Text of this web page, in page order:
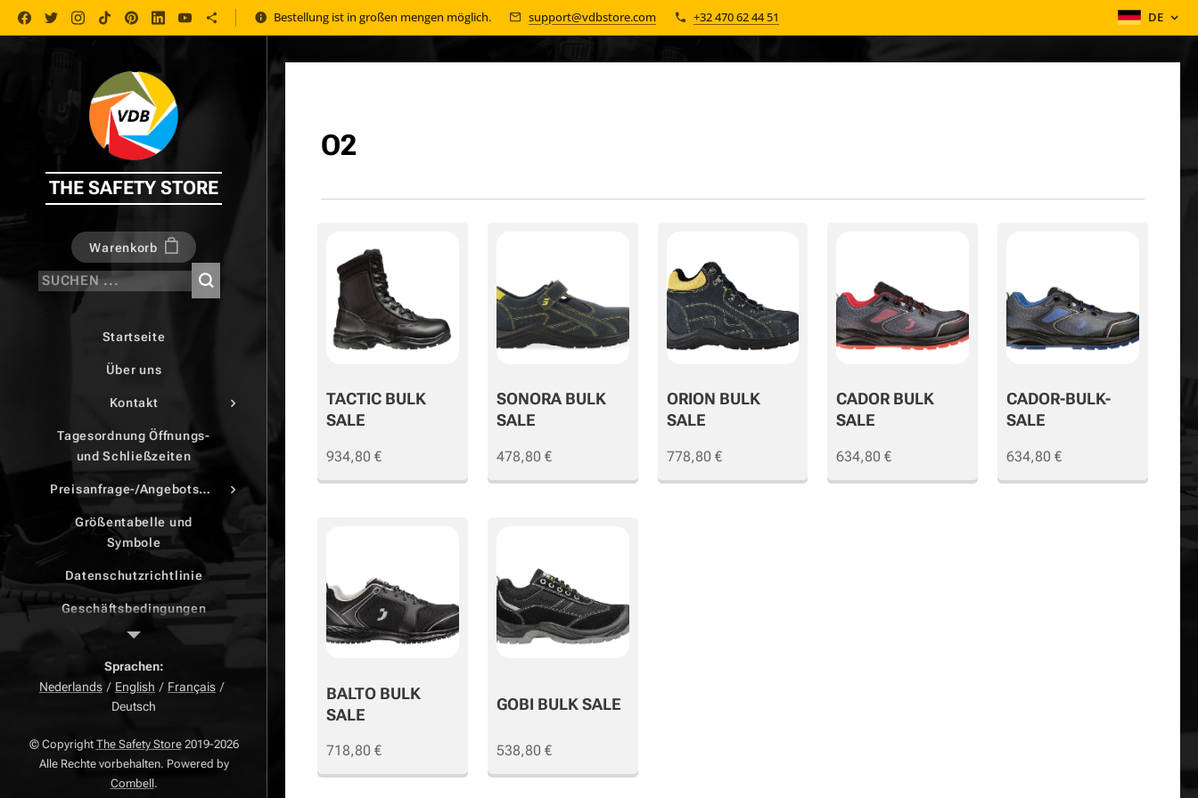
Bestellung ist in großen mengen möglich. support@vdbstore.com +32 470 62 44 51 DE
THE SAFETY STORE
Warenkorb
Startseite
Über uns
Kontakt
Tagesordnung Öffnungs-
und Schließzeiten
Preisanfrage-/Angebotsdruck
Größentabelle und
Symbole
Datenschutzrichtlinie
Geschäftsbedingungen
Beschwerdeseite
Zurück Seite
Widerrufsrecht
O2
TACTIC BULK
SALE
934,80 €
SONORA BULK
SALE
478,80 €
ORION BULK
SALE
778,80 €
CADOR BULK
SALE
634,80 €
CADOR-BULK-
SALE
634,80 €
BALTO BULK
SALE
718,80 €
GOBI BULK SALE
538,80 €
© Copyright The Safety Store2019-2026
Alle Rechte vorbehalten. Powered by
Combell.
Sprachen
Nederlands
English
Français
Deutsch